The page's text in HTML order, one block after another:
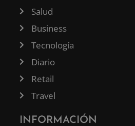
Salud
Business
Tecnología
Diario
Retail
Travel
INFORMACIÓN